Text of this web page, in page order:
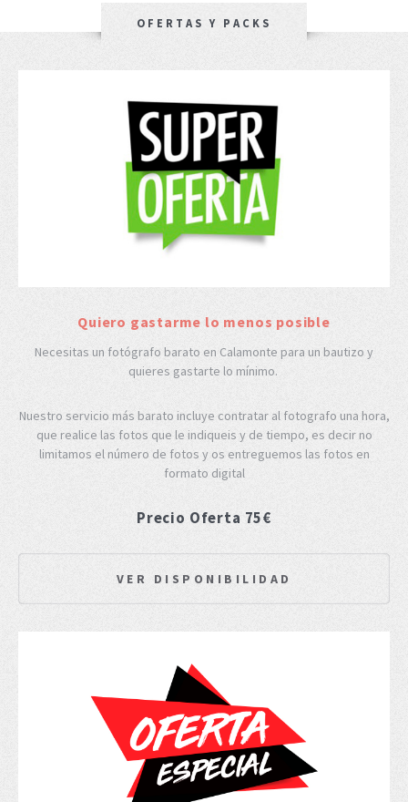
OFERTAS Y PACKS
Quiero gastarme lo menos posible
Necesitas un fotógrafo barato en Calamonte para un bautizo y
quieres gastarte lo mínimo.
Nuestro servicio más barato incluye contratar al fotografo una hora,
que realice las fotos que le indiqueis y de tiempo, es decir no
limitamos el número de fotos y os entreguemos las fotos en
formato digital
Precio Oferta 75€
VER DISPONIBILIDAD